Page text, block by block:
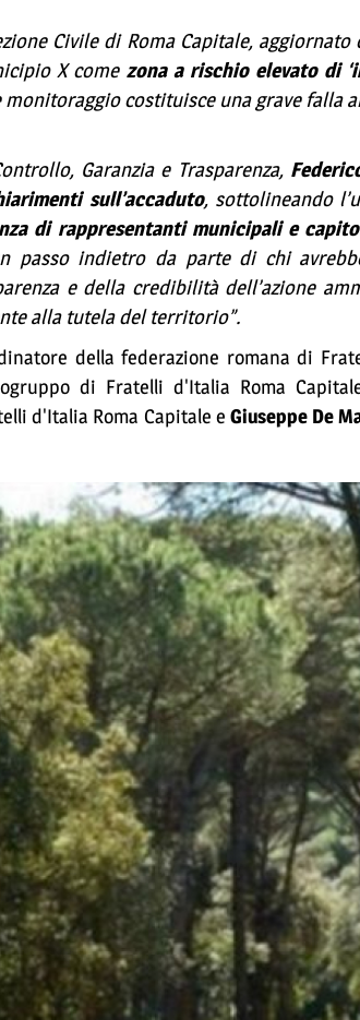
Civile di Roma Capitale,
X comezona a rischio elevato di
costituisce una grave falla
Garanzia e Trasparenza,
sull’accaduto, sottolineando
di rappresentanti municipali e
passo indietro da parte di chi
e della credibilità dell’azione
alla tutela del territorio”.
della federazione romana di
di Fratelli d'Italia Roma
d'Italia Roma Capitale e Giuseppe De